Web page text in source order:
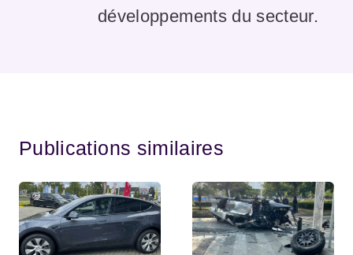
développements du secteur.
Publications similaires